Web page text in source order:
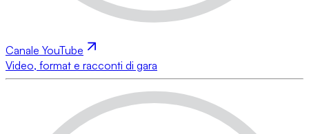
Canale YouTube
Video, format e racconti di gara